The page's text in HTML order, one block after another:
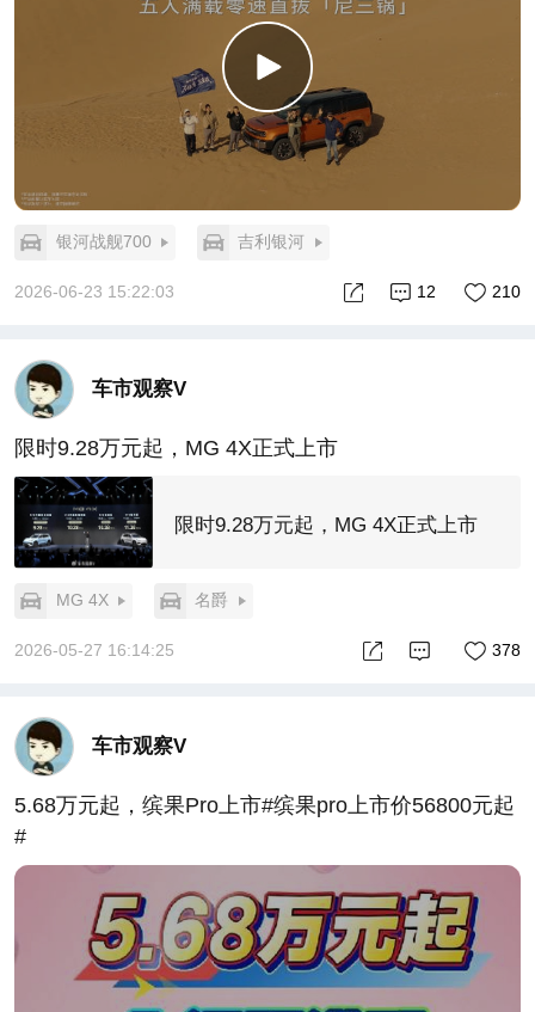
带领整个行业开创新能源越野新时代。 #银河战舰
700# #银河战舰700满载直拔尼三锅
银河战舰700 吉利银河
2026-06-23 15:22:03 210
12
车市观察V
限时9.28万元起，MG 4X正式上市
限时9.28万元起，MG 4X正式上市
MG 4X 名爵
2026-05-27 16:14:25 378
车市观察V
5.68万元起，缤果Pro上市#缤果pro上市价56800元起
#